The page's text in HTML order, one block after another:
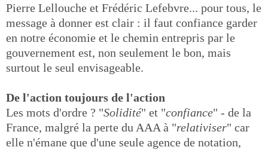
Pierre Lellouche et Frédéric Lefebvre... pour tous, le
message à donner est clair : il faut confiance garder
en notre économie et le chemin entrepris par le
gouvernement est, non seulement le bon, mais
surtout le seul envisageable.
De l'action toujours de l'action
Les mots d'ordre ? "Solidité" et "confiance" - de la
France, malgré la perte du AAA à "relativiser" car
elle n'émane que d'une seule agence de notation,